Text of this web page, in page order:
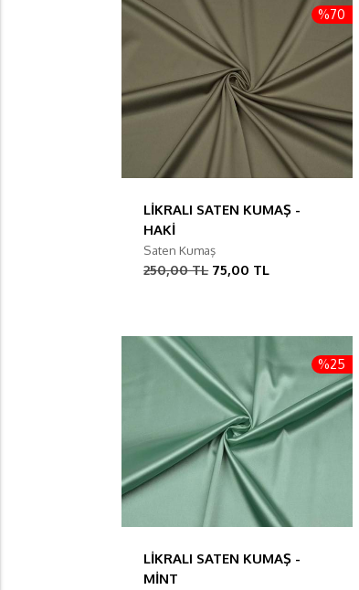
%70
LİKRALI SATEN KUMAŞ -
HAKİ
Saten Kumaş
250,00 TL 75,00 TL
%25
LİKRALI SATEN KUMAŞ -
MİNT